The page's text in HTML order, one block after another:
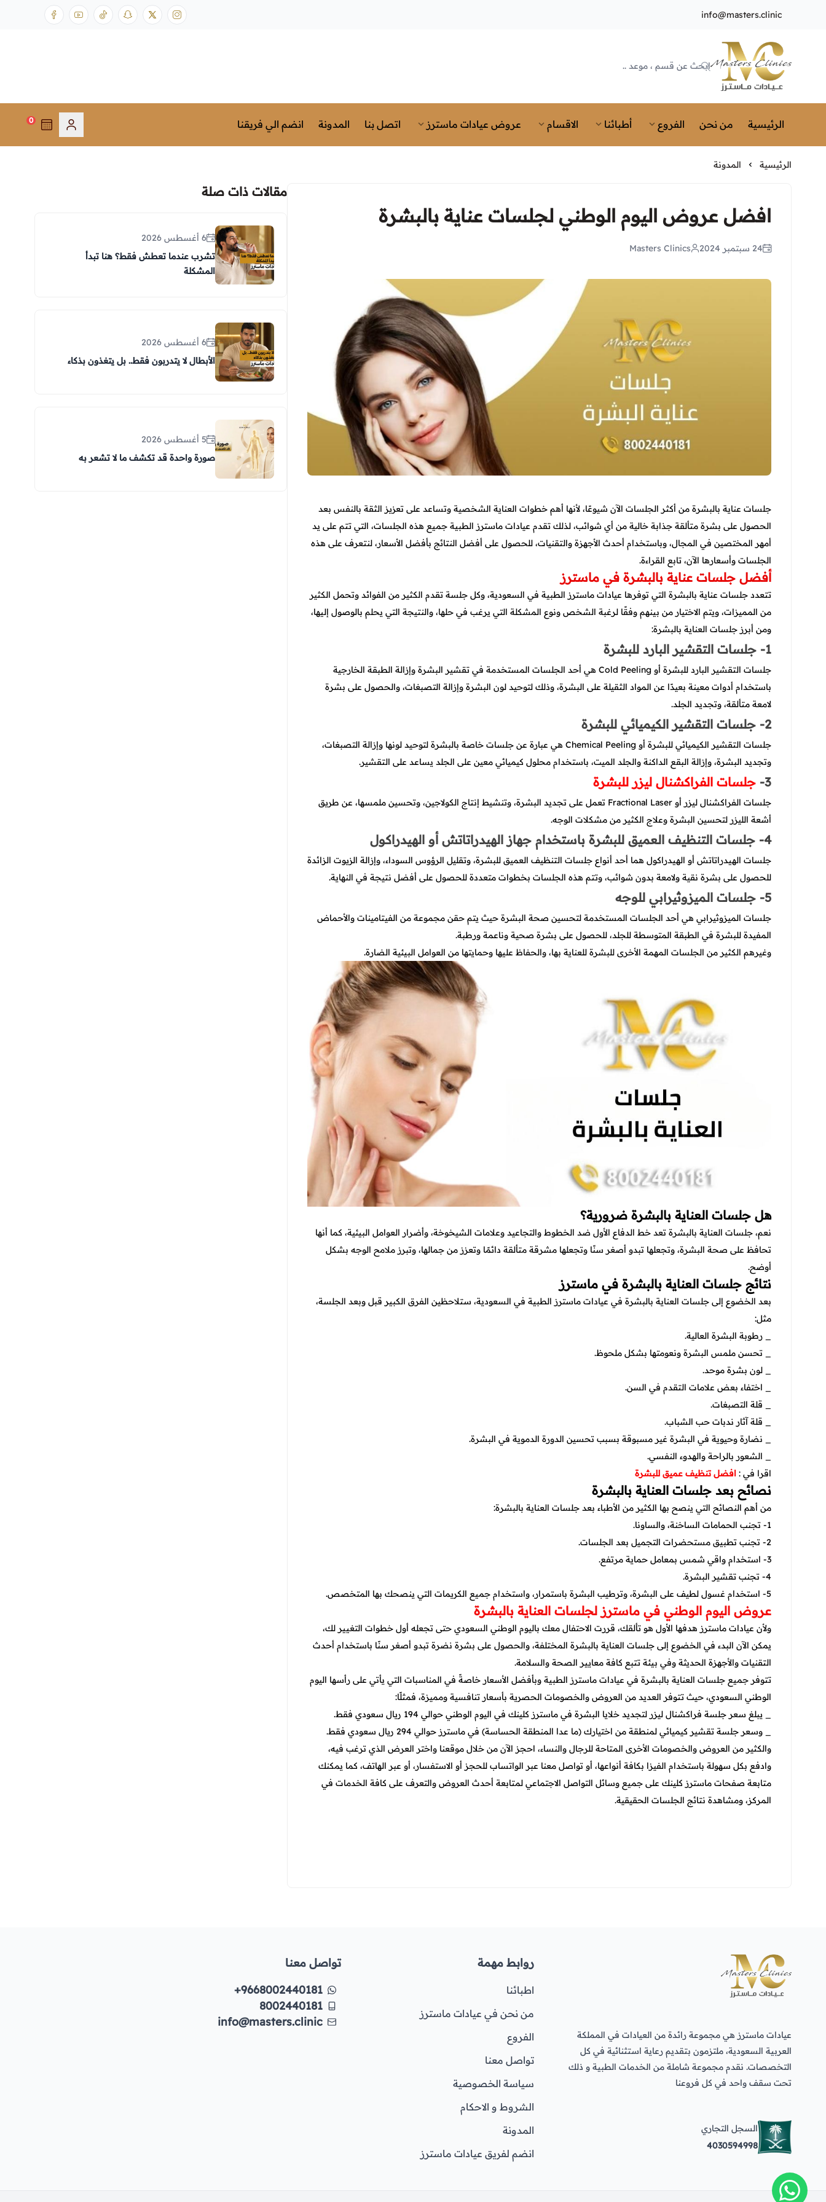
info@masters.clinic
Masters Clinics
الرئيسية من نحن الفروع أطبائنا الاقسام عروض عيادات ماسترز اتصل بنا المدونة انضم الي فريقنا 0
الرئيسية المدونة
افضل عروض اليوم الوطني لجلسات عناية بالبشرة
24 سبتمبر 2024 Masters Clinics
جلسات عناية بالبشرة من أكثر الجلسات الآن شيوعًا، لأنها أهم خطوات العناية الشخصية وتساعد على تعزيز الثقة بالنفس بعد
الحصول على بشرة متألقة جذابة خالية من أي شوائب، لذلك تقدم عيادات ماسترز الطبية جميع هذه الجلسات، التي تتم على يد
أمهر المختصين في المجال، وباستخدام أحدث الأجهزة والتقنيات، للحصول على أفضل النتائج بأفضل الأسعار، لنتعرف على هذه
الجلسات وأسعارها الآن، تابع القراءة.
أفضل جلسات عناية بالبشرة في ماسترز
تتعدد جلسات عناية بالبشرة التي توفرها عيادات ماسترز الطبية في السعودية، وكل جلسة تقدم الكثير من الفوائد وتحمل الكثير
من المميزات، ويتم الاختيار من بينهم وفقًا لرغبة الشخص ونوع المشكلة التي يرغب في حلها، والنتيجة التي يحلم بالوصول إليها،
ومن أبرز جلسات العناية بالبشرة:
1- جلسات التقشير البارد للبشرة
جلسات التقشير البارد للبشرة أو Cold Peeling هي أحد الجلسات المستخدمة في تقشير البشرة وإزالة الطبقة الخارجية
باستخدام أدوات معينة بعيدًا عن المواد الثقيلة على البشرة، وذلك لتوحيد لون البشرة وإزالة التصبغات، والحصول على بشرة
لامعة متألقة، وتجديد الجلد.
2- جلسات التقشير الكيميائي للبشرة
جلسات التقشير الكيميائي للبشرة أو Chemical Peeling هي عبارة عن جلسات خاصة بالبشرة لتوحيد لونها وإزالة التصبغات،
وتجديد البشرة، وإزالة البقع الداكنة والجلد الميت، باستخدام محلول كيميائي معين على الجلد يساعد على التقشير.
3- جلسات الفراكشنال ليزر للبشرة
جلسات الفراكشنال ليزر أو Fractional Laser تعمل على تجديد البشرة، وتنشيط إنتاج الكولاجين، وتحسين ملمسها، عن طريق
أشعة الليزر لتحسين البشرة وعلاج الكثير من مشكلات الوجه.
4- جلسات التنظيف العميق للبشرة باستخدام جهاز الهيدراتاتش أو الهيدراكول
جلسات الهيدراتاتش أو الهيدراكول هما أحد أنواع جلسات التنظيف العميق للبشرة، وتقليل الرؤوس السوداء، وإزالة الزيوت الزائدة
للحصول على بشرة نقية ولامعة بدون شوائب، وتتم هذه الجلسات بخطوات متعددة للحصول على أفضل نتيجة في النهاية.
5- جلسات الميزوثيرابي للوجه
جلسات الميزوثيرابي هي أحد الجلسات المستخدمة لتحسين صحة البشرة حيث يتم حقن مجموعة من الفيتامينات والأحماض
المفيدة للبشرة في الطبقة المتوسطة للجلد، للحصول على بشرة صحية وناعمة ورطبة.
وغيرهم الكثير من الجلسات المهمة الأخرى للبشرة للعناية بها، والحفاظ عليها وحمايتها من العوامل البيئية الضارة.
هل جلسات العناية بالبشرة ضرورية؟
نعم، جلسات العناية بالبشرة تعد خط الدفاع الأول ضد الخطوط والتجاعيد وعلامات الشيخوخة، وأضرار العوامل البيئية، كما أنها
تحافظ على صحة البشرة، وتجعلها تبدو أصغر سنًا وتجعلها مشرقة متألقة دائمًا وتعزز من جمالها، وتبرز ملامح الوجه بشكل
أوضح.
نتائج جلسات العناية بالبشرة في ماسترز
بعد الخضوع إلى جلسات العناية بالبشرة في عيادات ماسترز الطبية في السعودية، ستلاحظين الفرق الكبير قبل وبعد الجلسة،
مثل:
_ رطوبة البشرة العالية.
_ تحسن ملمس البشرة ونعومتها بشكل ملحوظ.
_ لون بشرة موحد.
_ اختفاء بعض علامات التقدم في السن.
_ قلة التصبغات.
_ قلة آثار ندبات حب الشباب.
_ نضارة وحيوية في البشرة غير مسبوقة بسبب تحسين الدورة الدموية في البشرة.
_ الشعور بالراحة والهدوء النفسي.
اقرا في : افضل تنظيف عميق للبشرة
نصائح بعد جلسات العناية بالبشرة
من أهم النصائح التي ينصح بها الكثير من الأطباء بعد جلسات العناية بالبشرة:
1- تجنب الحمامات الساخنة، والساونا.
2- تجنب تطبيق مستحضرات التجميل بعد الجلسات.
3- استخدام واقي شمس بمعامل حماية مرتفع.
4- تجنب تقشير البشرة.
5- استخدام غسول لطيف على البشرة، وترطيب البشرة باستمرار، واستخدام جميع الكريمات التي ينصحك بها المتخصص.
عروض اليوم الوطني في ماسترز لجلسات العناية بالبشرة
ولأن عيادات ماسترز هدفها الأول هو تألقك، قررت الاحتفال معك باليوم الوطني السعودي حتى تجعله أول خطوات التغيير لك،
يمكن الآن البدء في الخضوع إلى جلسات العناية بالبشرة المختلفة، والحصول على بشرة نضرة تبدو أصغر سنًا باستخدام أحدث
التقنيات والأجهزة الحديثة وفي بيئة تتبع كافة معايير الصحة والسلامة.
تتوفر جميع جلسات العناية بالبشرة في عيادات ماسترز الطبية وبأفضل الأسعار خاصةً في المناسبات التي يأتي على رأسها اليوم
الوطني السعودي، حيث تتوفر العديد من العروض والخصومات الحصرية بأسعار تنافسية ومميزة، فمثلًا:
_ يبلغ سعر جلسة فراكشنال ليزر لتجديد خلايا البشرة في ماسترز كلينك في اليوم الوطني حوالي 194 ريال سعودي فقط.
_ وسعر جلسة تقشير كيميائي لمنطقة من اختيارك (ما عدا المنطقة الحساسة) في ماسترز حوالي 294 ريال سعودي فقط.
والكثير من العروض والخصومات الأخرى المتاحة للرجال والنساء، احجز الآن من خلال موقعنا واختر العرض الذي ترغب فيه،
وادفع بكل سهولة باستخدام الفيزا بكافة أنواعها، أو تواصل معنا عبر الواتساب للحجز أو الاستفسار، أو عبر الهاتف، كما يمكنك
متابعة صفحات ماسترز كلينك على جميع وسائل التواصل الاجتماعي لمتابعة أحدث العروض والتعرف على كافة الخدمات في
المركز، ومشاهدة نتائج الجلسات الحقيقية.
مقالات ذات صلة
6 أغسطس 2026
تشرب عندما تعطش فقط؟ هنا تبدأ
المشكلة
6 أغسطس 2026
الأبطال لا يتدربون فقط.. بل يتغذون بذكاء
5 أغسطس 2026
صورة واحدة قد تكشف ما لا تشعر به
عيادات ماسترز هي مجموعة رائدة من العيادات في المملكة
العربية السعودية، ملتزمون بتقديم رعاية استثنائية في كل
التخصصات. نقدم مجموعة شاملة من الخدمات الطبية و ذلك
تحت سقف واحد في كل فروعنا
السجل التجاري
4030594998
روابط مهمة
اطبائنا
من نحن في عيادات ماسترز
الفروع
تواصل معنا
سياسة الخصوصية
الشروط و الاحكام
المدونة
انضم لفريق عيادات ماسترز
تواصل معنا
+9668002440181
8002440181
info@masters.clinic